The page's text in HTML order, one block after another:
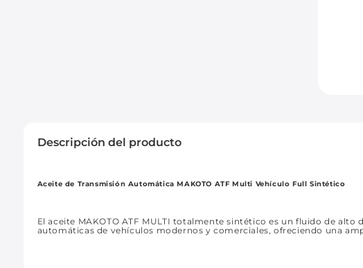
Descripción del producto
Aceite de Transmisión Automática MAKOTO ATF Multi Vehículo Full Sintético
El aceite MAKOTO ATF MULTI totalmente sintético es un fluido de
automáticas de vehículos modernos y comerciales, ofreciendo una